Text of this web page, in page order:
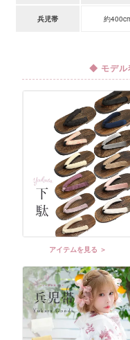
兵児帯 約
◆ モデル
アイテムを見る ＞